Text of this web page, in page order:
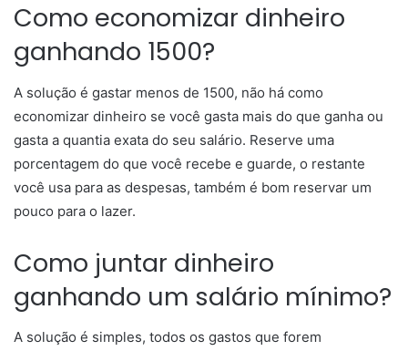
Como economizar dinheiro
ganhando 1500?
A solução é gastar menos de 1500, não há como
economizar dinheiro se você gasta mais do que ganha ou
gasta a quantia exata do seu salário. Reserve uma
porcentagem do que você recebe e guarde, o restante
você usa para as despesas, também é bom reservar um
pouco para o lazer.
Como juntar dinheiro
ganhando um salário mínimo?
A solução é simples, todos os gastos que forem